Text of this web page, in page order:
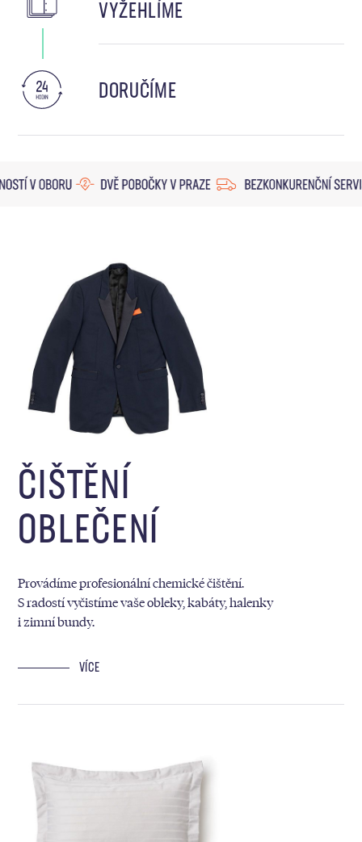
VYŽEHLÍME
DORUČÍME
ČIŠTĚNÍ
OBLEČENÍ
Provádíme profesionální chemické čištění.
S radostí vyčistíme vaše obleky, kabáty, halenky
i zimní bundy.
VÍCE